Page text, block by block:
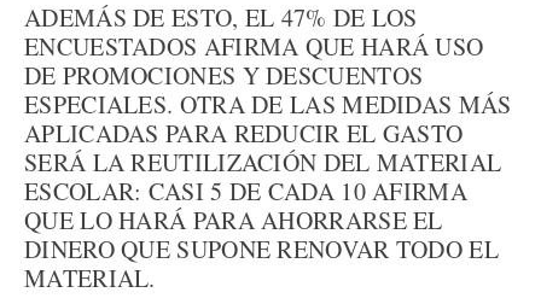
ADEMÁS DE ESTO, EL 47% DE LOS
ENCUESTADOS AFIRMA QUE HARÁ USO
DE PROMOCIONES Y DESCUENTOS
ESPECIALES. OTRA DE LAS MEDIDAS MÁS
APLICADAS PARA REDUCIR EL GASTO
SERÁ LA REUTILIZACIÓN DEL MATERIAL
ESCOLAR: CASI 5 DE CADA 10 AFIRMA
QUE LO HARÁ PARA AHORRARSE EL
DINERO QUE SUPONE RENOVAR TODO EL
MATERIAL.